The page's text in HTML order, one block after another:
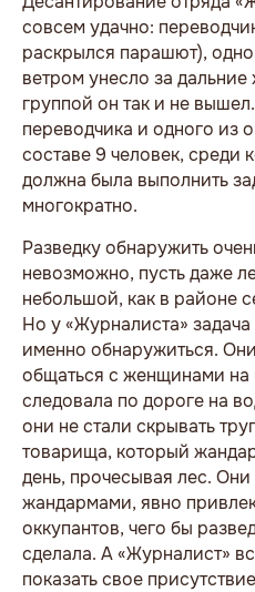
совсем удачно:
раскрылся парашют),
ветром унесло за дальние
группой он так и не
переводчика и одного из
составе 9 человек, среди
должна была выполнить
многократно.
Разведку обнаружить
невозможно, пусть даже
небольшой, как в районе
Но у «Журналиста»
именно обнаружиться.
общаться с женщинами на
следовала по дороге на
они не стали скрывать
товарища, который
день, прочесывая лес.
жандармами, явно
оккупантов, чего бы
сделала. А «Журналист»
показать свое